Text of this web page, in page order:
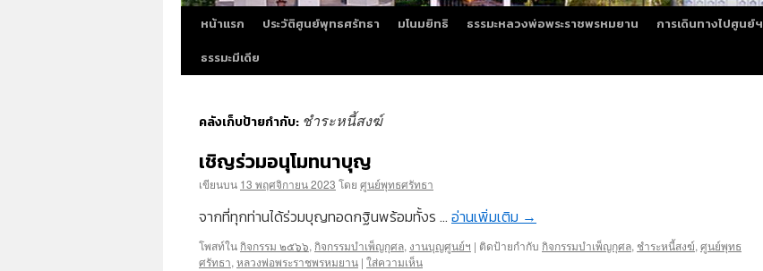
หน้าแรก ประวัติศูนย์พุทธศรัทธา มโนมยิทธิ ธรรมะหลวงพ่อพระราชพรหมยาน การเดินทางไปศูนย์ฯ
ธรรมะมีเดีย
คลังเก็บป้ายกำกับ: ชำระหนี้สงฆ์
เชิญร่วมอนุโมทนาบุญ
เขียนบน 13 พฤศจิกายน 2023 โดย ศูนย์พุทธศรัทธา
จากที่ทุกท่านได้ร่วมบุญทอดกฐินพร้อมทั้งร … อ่านเพิ่มเติม →
โพสท์ในกิจกรรม ๒๕๖๖, กิจกรรมบำเพ็ญกุศล, งานบุญศูนย์ฯ | ติดป้ายกำกับ กิจกรรมบำเพ็ญกุศล, ชำระหนี้สงฆ์, ศูนย์พุทธ
ศรัทธา, หลวงพ่อพระราชพรหมยาน | ใส่ความเห็น